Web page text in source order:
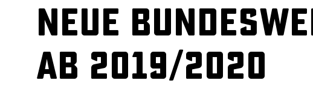
Neue
ab 2019/2020